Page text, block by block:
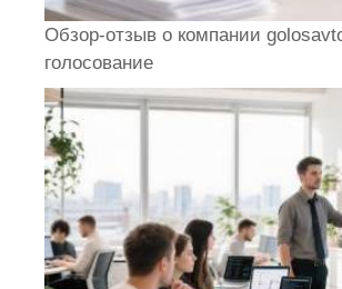
Обзор-отзыв о компании
голосование